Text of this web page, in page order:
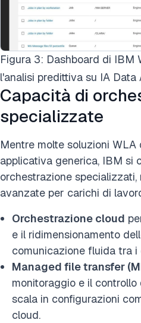
Figura 3: Dashboard di IBM
l'analisi predittiva su IA Data
Capacità di
specializzate
Mentre molte soluzioni
applicativa generica, IBM si
orchestrazione
avanzate per carichi di
Orchestrazione cloud
e il ridimensionamento
comunicazione fluida tra i
Managed file transfer
monitoraggio e il
scala in configurazioni
cloud.